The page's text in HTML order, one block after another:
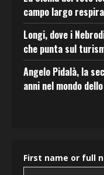
campo largo
Longi, dove i
che punta sul
Angelo Pidalà, la
anni nel mondo
First name or full